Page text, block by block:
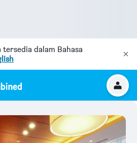
tersedia dalam Bahasa